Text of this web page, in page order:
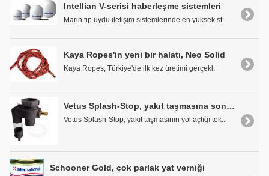
Intellian V-serisi haberleşme sistemleri
Marin tip uydu iletişim sistemlerinde en yüksek st..
Kaya Ropes'in yeni bir halatı, Neo Solid
Kaya Ropes, Türkiye'de ilk kez üretimi gerçekl..
Vetus Splash-Stop, yakıt taşmasına son veriyor
Vetus Splash-Stop, yakıt taşmasının yol açtığı tek..
Schooner Gold, çok parlak yat verniği